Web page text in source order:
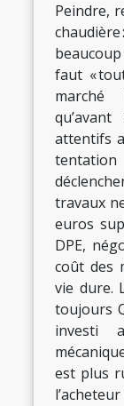
Peindre,
faut «
marché
attentifs
travaux
euros
DPE,
coût des
vie dure.
toujours
investi
est plus